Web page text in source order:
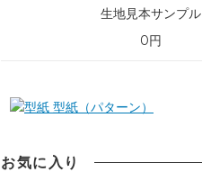
生地見本サンプル
0円
型紙（パターン）
お気に入り